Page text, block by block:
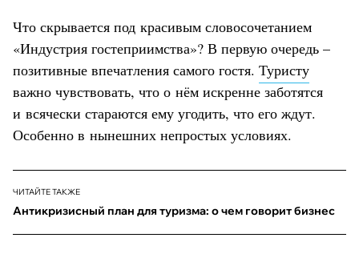
Что скрывается под красивым словосочетанием
«Индустрия гостеприимства»? В первую очередь –
позитивные впечатления самого гостя. Туристу
важно чувствовать, что о нём искренне заботятся
и всячески стараются ему угодить, что его ждут.
Особенно в нынешних непростых условиях.
ЧИТАЙТЕ ТАКЖЕ
Антикризисный план для туризма: о чем говорит бизнес